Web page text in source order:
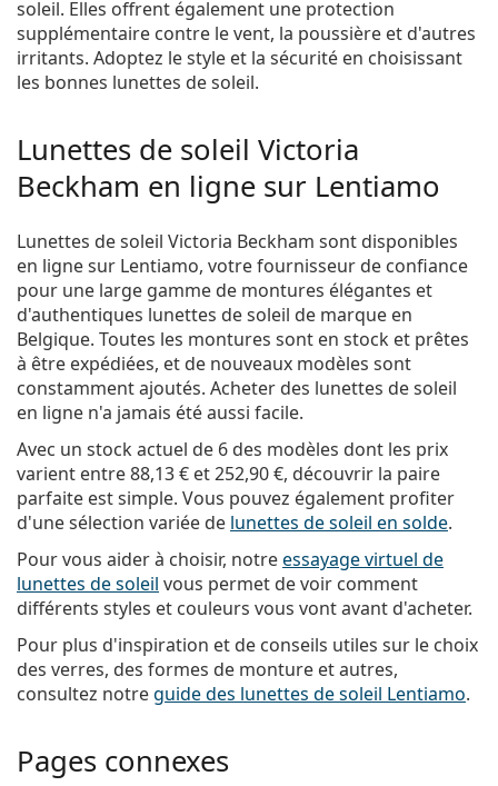
soleil. Elles offrent également une protection
supplémentaire contre le vent, la poussière et d'autres
irritants. Adoptez le style et la sécurité en choisissant
les bonnes lunettes de soleil.
Lunettes de soleil Victoria
Beckham en ligne sur Lentiamo
Lunettes de soleil Victoria Beckham sont disponibles
en ligne sur Lentiamo, votre fournisseur de confiance
pour une large gamme de montures élégantes et
d'authentiques lunettes de soleil de marque en
Belgique. Toutes les montures sont en stock et prêtes
à être expédiées, et de nouveaux modèles sont
constamment ajoutés. Acheter des lunettes de soleil
en ligne n'a jamais été aussi facile.
Avec un stock actuel de 6 des modèles dont les prix
varient entre88,13 € et252,90 €, découvrir la paire
parfaite est simple. Vous pouvez également profiter
d'une sélection variée de lunettes de soleil en solde.
Pour vous aider à choisir, notreessayage virtuel de
lunettes de soleil vous permet de voir comment
différents styles et couleurs vous vont avant d'acheter.
Pour plus d'inspiration et de conseils utiles sur le choix
des verres, des formes de monture et autres,
consultez notreguide des lunettes de soleil Lentiamo.
Pages connexes